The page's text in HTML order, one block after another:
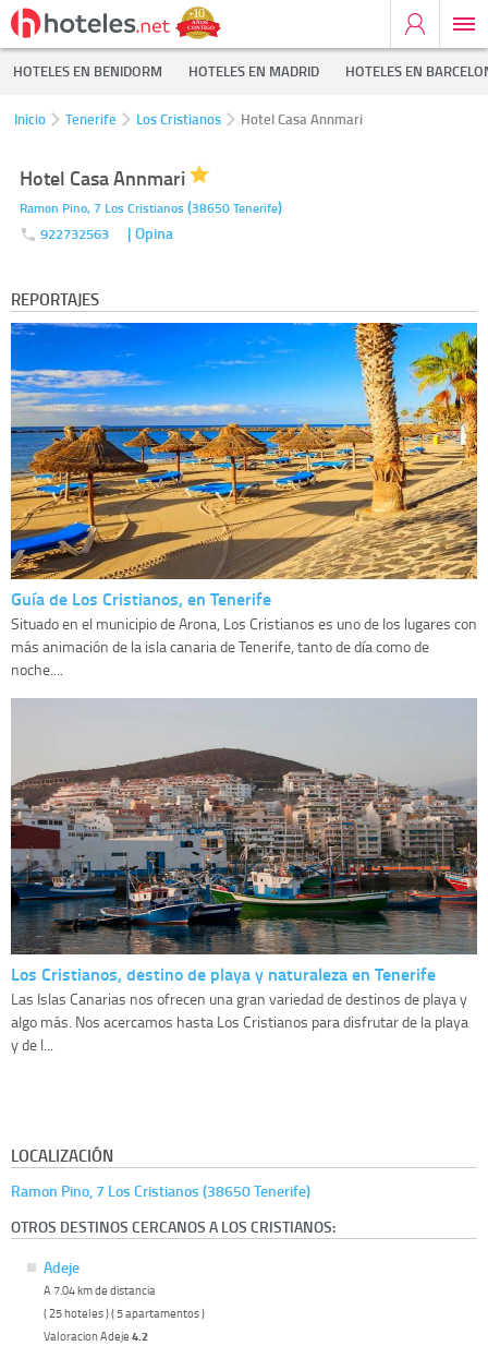
HOTELES EN BENIDORM HOTELES EN MADRID HOTELES EN
Inicio Tenerife Los Cristianos Hotel Casa Annmari
Hotel Casa Annmari
Ramon Pino, 7 Los Cristianos (38650Tenerife)
922732563 | Opina
REPORTAJES
Guía de Los Cristianos, en Tenerife
Situado en el municipio de Arona, Los Cristianos es uno de los lugares con
más animación de la isla canaria de Tenerife, tanto de día como de
noche....
Los Cristianos, destino de playa y naturaleza en Tenerife
Las Islas Canarias nos ofrecen una gran variedad de destinos de playa y
algo más. Nos acercamos hasta Los Cristianos para disfrutar de la playa
y de l...
LOCALIZACIÓN
Ramon Pino, 7 Los Cristianos (38650 Tenerife)
OTROS DESTINOS CERCANOS A LOS CRISTIANOS:
Adeje
A 7.04 km de distancia
( 25 hoteles ) ( 5 apartamentos )
Valoracion Adeje 4.2